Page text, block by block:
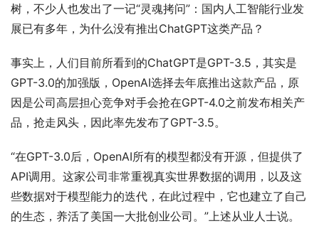
树，不少人也发出了一记“灵魂拷问”：国内人工智能行业发
展已有多年，为什么没有推出ChatGPT这类产品？
事实上，人们目前所看到的ChatGPT是GPT-3.5，其实是
GPT-3.0的加强版，OpenAI选择去年底推出这款产品，原
因是公司高层担心竞争对手会抢在GPT-4.0之前发布相关产
品，抢走风头，因此率先发布了GPT-3.5。
“在GPT-3.0后，OpenAI所有的模型都没有开源，但提供了
API调用。这家公司非常重视真实世界数据的调用，以及这
些数据对于模型能力的迭代，在此过程中，它也建立了自己
的生态，养活了美国一大批创业公司。”上述从业人士说。